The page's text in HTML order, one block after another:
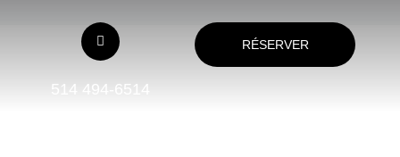
514 494-6514
RÉSERVER